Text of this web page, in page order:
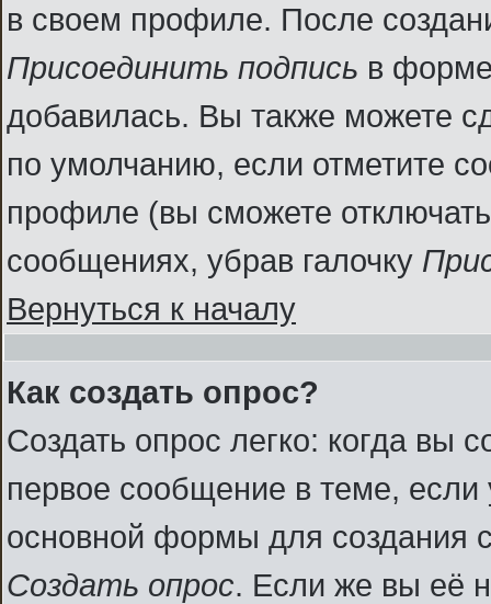
в своем профиле. После
Присоединить подпись в
добавилась. Вы также можете
по умолчанию, если отметите
профиле (вы сможете
сообщениях, убрав галочку
Вернуться к началу
Как создать опрос?
Создать опрос легко: когда вы
первое сообщение в теме, если
основной формы для создания
Создать опрос. Если же вы её